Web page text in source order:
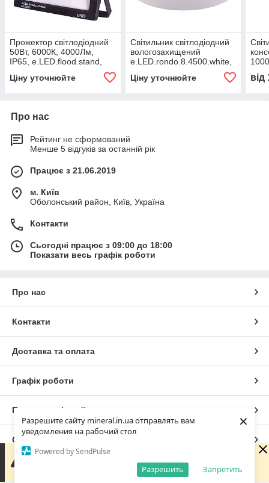
Разрешите сайту mineral.in.ua отправлять вам
уведомления на рабочий стол
Powered by SendPulse
Запретить
Разрешить
×
Прожектор світлодіодний
50Вт, 6000К, 4000Лм,
IP65, e.LED.flood.stand,
Ціну уточнюйте
Світильник світлодіодний
вологозахищений
e.LED.rondo.8.4500.white,
білий,E.NEXT, (l0810101)
Ціну уточнюйте від
Про нас
Рейтинг не сформований
Менше 5 відгуків за останній рік
Працює з 21.06.2019
м. Київ
Оболонський район, Київ, Україна
Контакти
Сьогодні працює з 09:00 до 18:00
Показати весь графік роботи
Про нас
Контакти
Доставка та оплата
Графік роботи
Повна версія сайту
Сайт створено на маркетплейсі
Політика конфіденційності
Зараз у компанії неробочий час. Замовлення та
повідомлення будуть оброблені з 09:00 найближчого